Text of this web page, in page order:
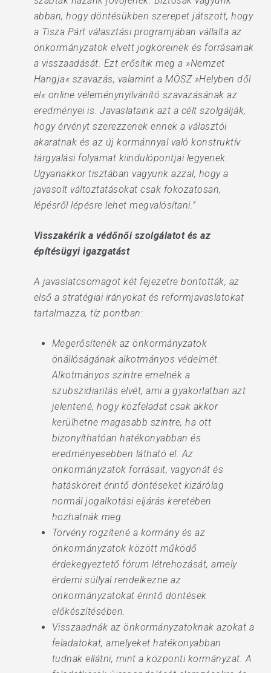
abban, hogy döntésükben szerepet játszott, hogy
a Tisza Párt választási programjában vállalta az
önkormányzatok elvett jogköreinek és forrásainak
a visszaadását. Ezt erősítik meg a »Nemzet
Hangja« szavazás, valamint a MÖSZ »Helyben dől
el« online véleménynyilvánító szavazásának az
eredményei is. Javaslataink azt a célt szolgálják,
hogy érvényt szerezzenek ennek a választói
akaratnak és az új kormánnyal való konstruktív
tárgyalási folyamat kiindulópontjai legyenek.
Ugyanakkor tisztában vagyunk azzal, hogy a
javasolt változtatásokat csak fokozatosan,
lépésről lépésre lehet megvalósítani.”
Visszakérik a védőnői szolgálatot és az
építésügyi igazgatást
A javaslatcsomagot két fejezetre bontották, az
első a stratégiai irányokat és reformjavaslatokat
tartalmazza, tíz pontban:
Megerősítenék az önkormányzatok
önállóságának alkotmányos védelmét.
Alkotmányos szintre emelnék a
szubszidiaritás elvét, ami a gyakorlatban azt
jelentené, hogy közfeladat csak akkor
kerülhetne magasabb szintre, ha ott
bizonyíthatóan hatékonyabban és
eredményesebben látható el. Az
önkormányzatok forrásait, vagyonát és
hatásköreit érintő döntéseket kizárólag
normál jogalkotási eljárás keretében
hozhatnák meg.
Törvény rögzítené a kormány és az
önkormányzatok között működő
érdekegyeztető fórum létrehozását, amely
érdemi súllyal rendelkezne az
önkormányzatokat érintő döntések
előkészítésében.
Visszaadnák az önkormányzatoknak azokat a
feladatokat, amelyeket hatékonyabban
tudnak ellátni, mint a központi kormányzat. A